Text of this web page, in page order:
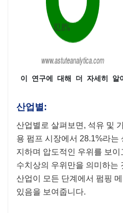
이 연구에 대해 더 자세히 알
산업별:
산업별로 살펴보면, 석유 및
용 펌프 시장에서 28.1%라는
지하며 압도적인 우위를 보이
수치상의 우위만을 의미하는
산업이 모든 단계에서 펌핑
있음을 보여줍니다.